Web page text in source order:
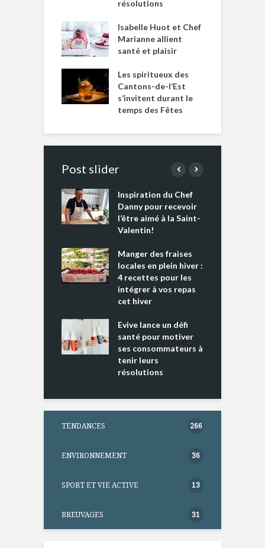
résolutions
Isabelle Huot et Chef
Marianne allient
santé et plaisir
Les spiritueux des
Cantons-de-l’Est
s’invitent durant le
temps des Fêtes
Post slider
Inspiration du Chef
Danny pour recevoir
l’être aimé à la Saint-
Valentin!
Manger des fraises
locales en plein hiver :
4 recettes pour les
intégrer à vos repas
cet hiver
Evive lance un défi
santé pour motiver
ses consommateurs à
tenir leurs
résolutions
TENDANCES 266
ENVIRONNEMENT 36
SPORT ET VIE ACTIVE 13
BREUVAGES 31